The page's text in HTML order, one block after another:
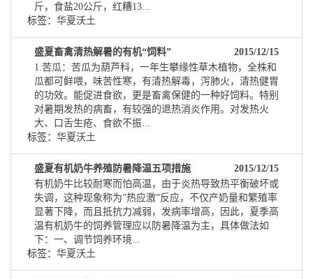
斤，食盐20公斤，红糟13...
标签： 华夏沃土
盛夏畜禽清热解暑的有机“饲料”
2015/12/15
1.苦瓜：苦瓜为葫芦科，一年生攀缘性草木植物，全株和
瓜都可鲜喂，味苦性寒，有清热解毒，泻肺火，清热健胃
的功效。能促进食欲，更是畜禽保健的一种好饲料。特别
对暑期发热的病畜，有较强的退热消炎作用。对发热火
大、口舌生疮、食欲不振...
标签： 华夏沃土
盛夏有机奶牛养殖防暑降温五项措施
2015/12/15
有机奶牛比较耐寒而怕高温，由于炎热导致热平衡破坏或
失调，这种现象称为”热应激”反应，不仅产奶量和繁殖率
显著下降，而且抵抗力减弱，发病率增高，因此，夏季高
温有机奶牛的饲养管理应以防暑降温为主，具体做法如
下：一、调节饲养环境...
标签： 华夏沃土